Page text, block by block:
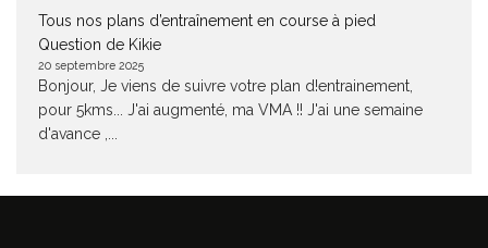
Tous nos plans d’entraînement en course à pied
Question de Kikie
20 septembre 2025
Bonjour, Je viens de suivre votre plan d!entrainement,
pour 5kms... J'ai augmenté, ma VMA !! J'ai une semaine
d'avance ,...